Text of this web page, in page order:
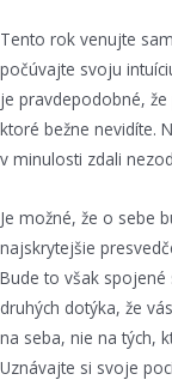
Tento rok venujte
počúvajte svoju
je pravdepodobné,
ktoré bežne nevidíte.
v minulosti zdali
Je možné, že o sebe
najskrytejšie
Bude to však spojené
druhých dotýka, že
na seba, nie na tých,
Uznávajte si svoje